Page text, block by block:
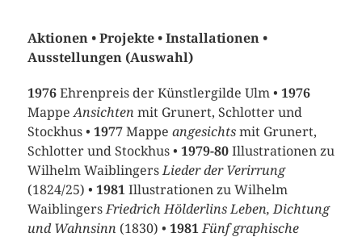
Aktionen • Projekte • Installationen •
Ausstellungen (Auswahl)
1976 Ehrenpreis der Künstlergilde Ulm • 1976
MappeAnsichten mit Grunert, Schlotter und
Stockhus • 1977 Mappe angesichtsmit Grunert,
Schlotter und Stockhus • 1979-80Illustrationen zu
Wilhelm WaiblingersLieder der Verirrung
(1824/25) • 1981 Illustrationen zu Wilhelm
WaiblingersFriedrich Hölderlins Leben, Dichtung
und Wahnsinn (1830) • 1981Fünf graphische